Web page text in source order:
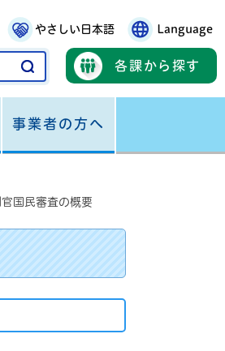
やさしい日本語 Language
各課から探す
事業者の方へ
国民審査の概要